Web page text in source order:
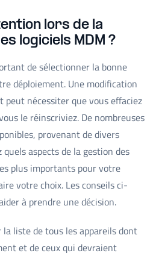
lors de la
logiciels MDM ?
de sélectionner la bonne
déploiement. Une modification
peut nécessiter que vous effaciez
le réinscriviez. De nombreuses
provenant de divers
aspects de la gestion des
plus importants pour votre
votre choix. Les conseils ci-
à prendre une décision.
la liste de tous les appareils dont
et de ceux qui devraient